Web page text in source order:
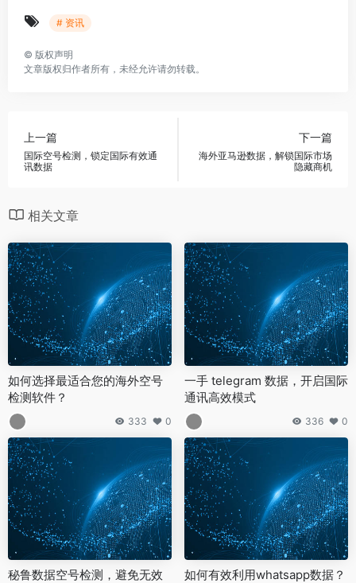
# 资讯
© 版权声明
文章版权归作者所有，未经允许请勿转载。
上一篇
国际空号检测，锁定国际有效通
讯数据
下一篇
海外亚马逊数据，解锁国际市场
隐藏商机
相关文章
如何选择最适合您的海外空号
检测软件？
333 0
一手 telegram 数据，开启国际
通讯高效模式
336 0
秘鲁数据空号检测，避免无效
如何有效利用whatsapp数据？